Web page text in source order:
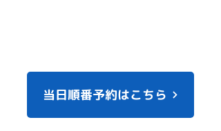
当日順番予約はこちら